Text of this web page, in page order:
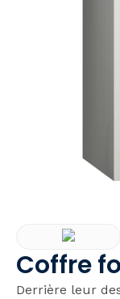
Coffre
Derrière leur